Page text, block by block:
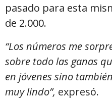
pasado para esta
de 2.000.
“Los números me
sobre todo las ganas
en jóvenes sino
muy lindo”, expresó.